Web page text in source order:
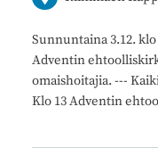
Sunnuntaina 3.12.
Adventin
omaishoitajia. ---
Klo 13 Adventin